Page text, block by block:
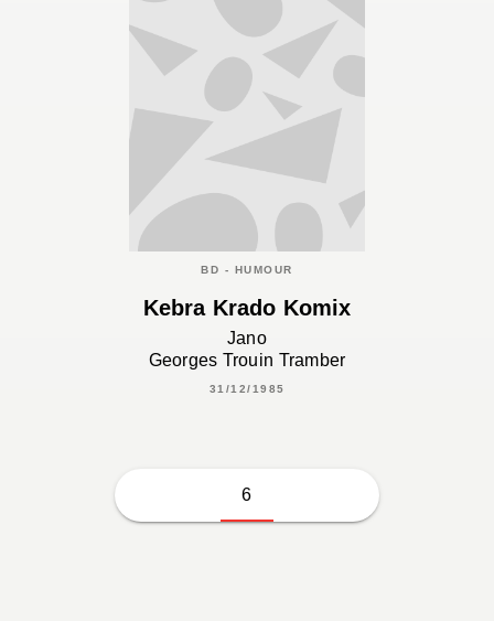
BD - HUMOUR
Kebra Krado Komix
Jano
Georges Trouin Tramber
31/12/1985
6